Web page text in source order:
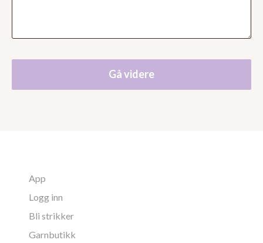
Gå videre
App
Logg inn
Bli strikker
Garnbutikk